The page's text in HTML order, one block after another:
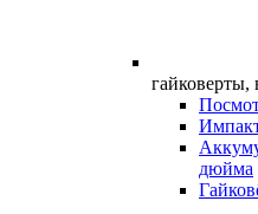
гайковерты,
дюйма